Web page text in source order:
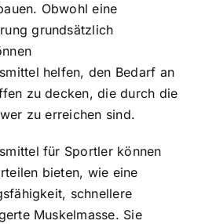
Obwohl eine
grundsätzlich
helfen, den Bedarf an
zu decken, die durch die
zu erreichen sind.
für Sportler können
bieten, wie eine
schnellere
Muskelmasse. Sie